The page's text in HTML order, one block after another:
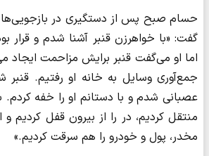
حسام صبح پس از دستگیری در بازجویی‌ها
گفت: «با خواهرزن قنبر آشنا شدم و قرار
اما او می‌گفت قنبر برایش مزاحمت ایجاد
جمع‌آوری وسایل به خانه او رفتیم.
عصبانی شدم و با دستانم او را خفه کردم.
منتقل کردیم، در را از بیرون قفل کردیم
مخدر، پول و خودرو را هم سرقت کردیم.»